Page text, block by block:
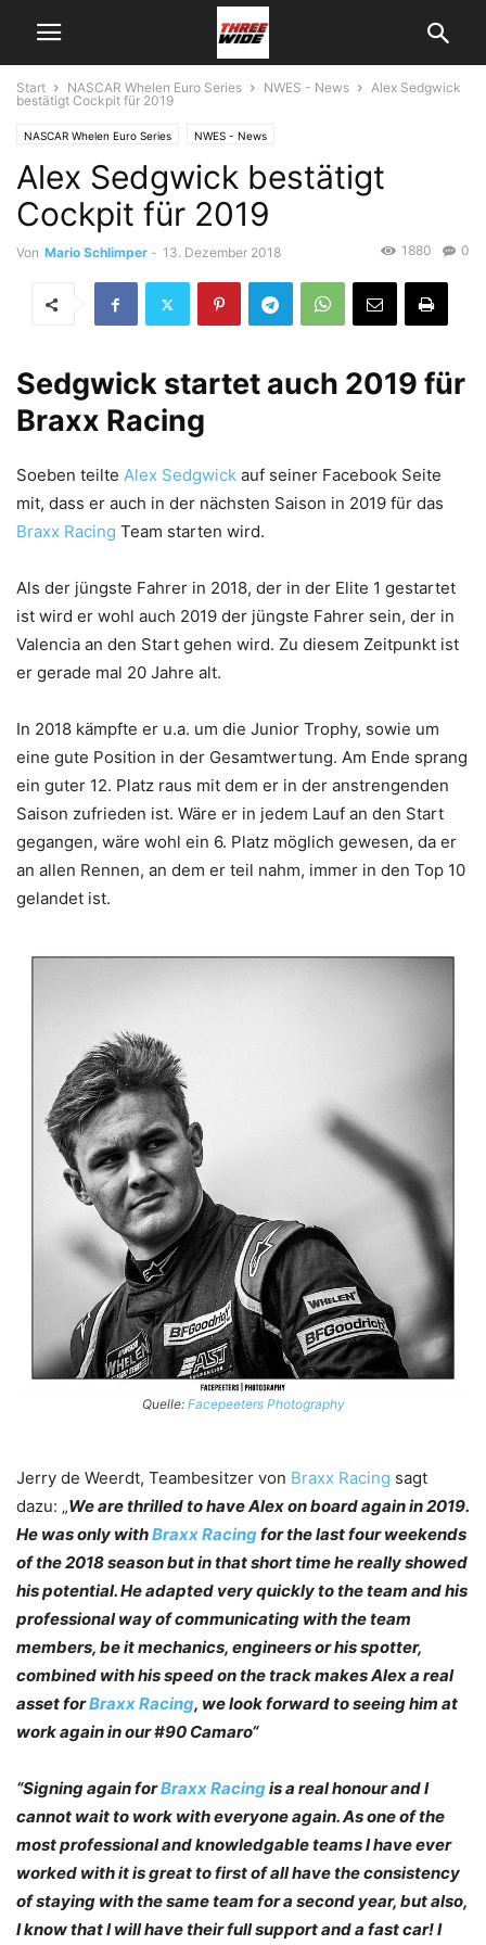
Start NASCAR Whelen Euro Series NWES - News
Alex Sedgwick
bestätigt Cockpit für 2019
NASCAR Whelen Euro Series NWES - News
Alex Sedgwick bestätigt
Cockpit für 2019
Von Mario Schlimper - 13. Dezember 2018 0
1880
Sedgwick startet auch 2019 für
Braxx Racing
Soeben teilte Alex Sedgwick auf seiner Facebook Seite
mit, dass er auch in der nächsten Saison in 2019 für das
Braxx Racing Team starten wird.
Als der jüngste Fahrer in 2018, der in der Elite 1 gestartet
ist wird er wohl auch 2019 der jüngste Fahrer sein, der in
Valencia an den Start gehen wird. Zu diesem Zeitpunkt ist
er gerade mal 20 Jahre alt.
In 2018 kämpfte er u.a. um die Junior Trophy, sowie um
eine gute Position in der Gesamtwertung. Am Ende sprang
ein guter 12. Platz raus mit dem er in der anstrengenden
Saison zufrieden ist. Wäre er in jedem Lauf an den Start
gegangen, wäre wohl ein 6. Platz möglich gewesen, da er
an allen Rennen, an dem er teil nahm, immer in den Top 10
gelandet ist.
Quelle: Facepeeters Photography
Jerry de Weerdt, Teambesitzer von Braxx Racing sagt
dazu: „We are thrilled to have Alex on board again in 2019.
He was only withBraxx Racingfor the last four weekends
of the 2018 season but in that short time he really showed
his potential. He adapted very quickly to the team and his
professional way of communicating with the team
members, be it mechanics, engineers or his spotter,
combined with his speed on the track makes Alex a real
asset forBraxx Racing, we look forward to seeing him at
work again in our #90 Camaro“
“Signing again forBraxx Racingis a real honour and I
cannot wait to work with everyone again. As one of the
most professional and knowledgable teams I have ever
worked with it is great to first of all have the consistency
of staying with the same team for a second year, but also,
I know that I will have their full support and a fast car! I